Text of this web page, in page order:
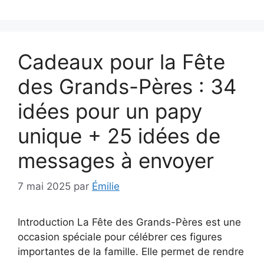
Cadeaux pour la Fête
des Grands-Pères : 34
idées pour un papy
unique + 25 idées de
messages à envoyer
7 mai 2025 par Émilie
Introduction La Fête des Grands-Pères est une
occasion spéciale pour célébrer ces figures
importantes de la famille. Elle permet de rendre